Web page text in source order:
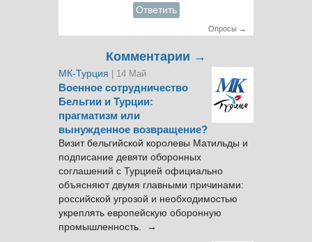
Ответить
Опросы →
Комментарии →
МК-Турция | 14 Май
Военное сотрудничество
Бельгии и Турции:
прагматизм или
вынужденное возвращение?
Визит бельгийской королевы Матильды и
подписание девяти оборонных
соглашений с Турцией официально
объясняют двумя главными причинами:
российской угрозой и необходимостью
укреплять европейскую оборонную
промышленность. →